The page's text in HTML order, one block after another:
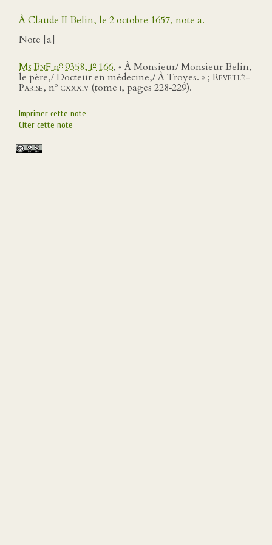
À Claude II Belin, le 2 octobre 1657, note a.
Note [a]
Ms BnFno9358, fo166, « À Monsieur/ Monsieur Belin,
le père,/ Docteur en médecine,/ À Troyes. » ; Reveillé-
Parise, no cxxxiv (tome i, pages 228‑229).
Imprimer cette note
Citer cette note